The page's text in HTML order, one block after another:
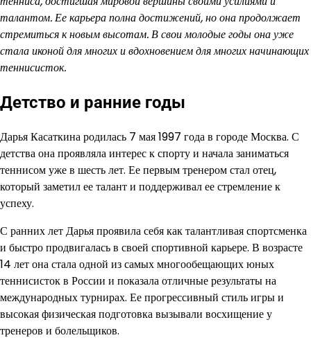
талантом. Ее карьера полна достижений, но она продолжает
стремиться к новым высотам. В свои молодые годы она уже
стала иконой для многих и вдохновением для многих начинающих
теннисисток.
Детство и ранние годы
Дарья Касаткина родилась 7 мая 1997 года в городе Москва. С
детства она проявляла интерес к спорту и начала заниматься
теннисом уже в шесть лет. Ее первым тренером стал отец,
который заметил ее талант и поддерживал ее стремление к
успеху.
С ранних лет Дарья проявила себя как талантливая спортсменка
и быстро продвигалась в своей спортивной карьере. В возрасте
14 лет она стала одной из самых многообещающих юных
теннисисток в России и показала отличные результаты на
международных турнирах. Ее прогрессивный стиль игры и
высокая физическая подготовка вызывали восхищение у
тренеров и болельщиков.